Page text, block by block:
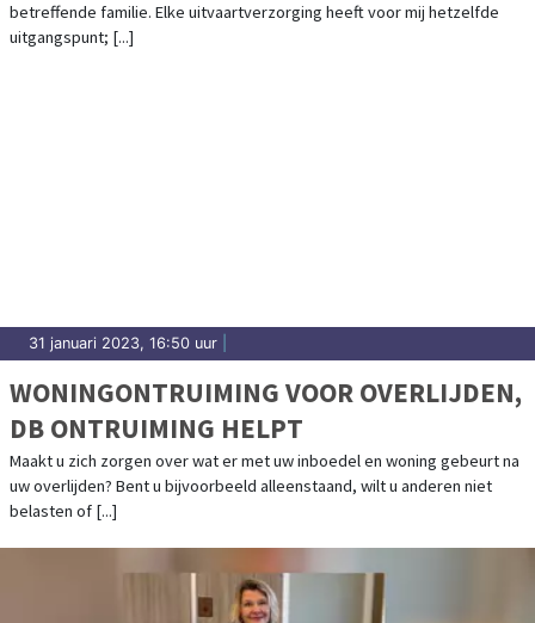
betreffende familie. Elke uitvaartverzorging heeft voor mij hetzelfde
uitgangspunt; [...]
31 januari 2023, 16:50 uur
WONINGONTRUIMING VOOR OVERLIJDEN,
DB ONTRUIMING HELPT
Maakt u zich zorgen over wat er met uw inboedel en woning gebeurt na
uw overlijden? Bent u bijvoorbeeld alleenstaand, wilt u anderen niet
belasten of [...]